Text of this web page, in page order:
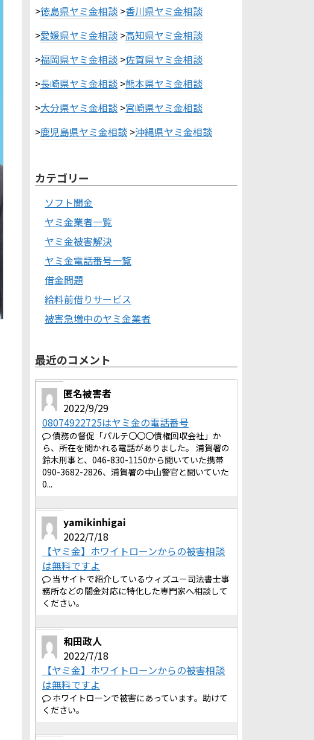
>徳島県ヤミ金相談 >香川県ヤミ金相談
>愛媛県ヤミ金相談 >高知県ヤミ金相談
>福岡県ヤミ金相談 >佐賀県ヤミ金相談
>長崎県ヤミ金相談 >熊本県ヤミ金相談
>大分県ヤミ金相談 >宮崎県ヤミ金相談
>鹿児島県ヤミ金相談 >沖縄県ヤミ金相談
カテゴリー
ソフト闇金
ヤミ金業者一覧
ヤミ金被害解決
ヤミ金電話番号一覧
借金問題
給料前借りサービス
被害急増中のヤミ金業者
最近のコメント
匿名被害者
2022/9/29
08074922725はヤミ金の電話番号
債務の督促「パルテ〇〇〇債権回収会社」か
ら、所在を聞かれる電話がありました。 浦賀署の
鈴木刑事と、046-830-1150から聞いていた携帯
090-3682-2826、浦賀署の中山警官と聞いていた
0...
yamikinhigai
2022/7/18
【ヤミ金】ホワイトローンからの被害相談
は無料ですよ
当サイトで紹介しているウィズユー司法書士事
務所などの闇金対応に特化した専門家へ相談して
ください。
和田政人
2022/7/18
【ヤミ金】ホワイトローンからの被害相談
は無料ですよ
ホワイトローンで被害にあっています。助けて
ください。